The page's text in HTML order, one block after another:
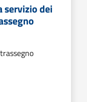
servizio dei